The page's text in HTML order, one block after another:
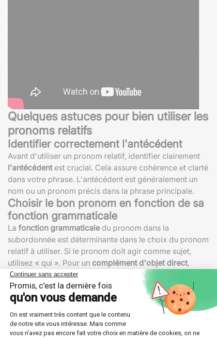
Quelques astuces pour bien utiliser les
pronoms relatifs
Identifier correctement l'antécédent
Avant d'utiliser un pronom relatif, identifier clairement
l'antécédentest crucial. Cela assure cohérence et clarté
dans votre phrase. L'antécédent est généralement un
nom ou un pronom précis dans la phrase principale.
Choisir le bon pronom en fonction de sa
fonction grammaticale
La fonction grammaticale du pronom dans la
subordonnée est déterminante dans le choix du pronom
relatif à utiliser. Si le pronom doit agir comme sujet,
utilisez « qui ». Pour un complément d'objet direct,
optez pour « que ». Enfin, s'il est question d'un
complément introduit par « de », « dont » sera
approprié.
Attention aux accords
Les pronoms relatifs doivent convenir en genre et en
nombre avec leur antécédent. Cela est particulièrement